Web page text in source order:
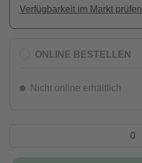
Verfügbarkeit im Markt prüfen
ONLINE BESTELLEN
Nicht online erhältlich